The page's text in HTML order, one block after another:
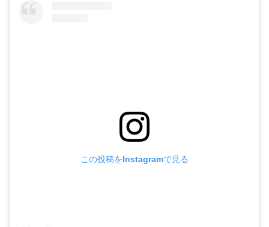
この投稿をInstagramで見る